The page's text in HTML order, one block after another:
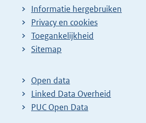
Informatie hergebruiken
Privacy en cookies
Toegankelijkheid
Sitemap
Open data
Linked Data Overheid
PUC Open Data